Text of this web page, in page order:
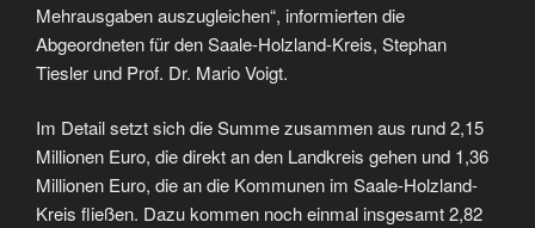
Mehrausgaben auszugleichen“, informierten die
Abgeordneten für den Saale-Holzland-Kreis, Stephan
Tiesler und Prof. Dr. Mario Voigt.
Im Detail setzt sich die Summe zusammen aus rund 2,15
Millionen Euro, die direkt an den Landkreis gehen und 1,36
Millionen Euro, die an die Kommunen im Saale-Holzland-
Kreis fließen. Dazu kommen noch einmal insgesamt 2,82